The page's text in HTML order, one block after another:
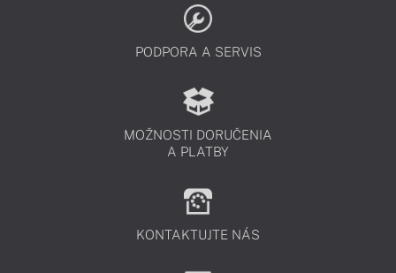
PODPORA A SERVIS
MOŽNOSTI DORUČENIA
A PLATBY
KONTAKTUJTE NÁS